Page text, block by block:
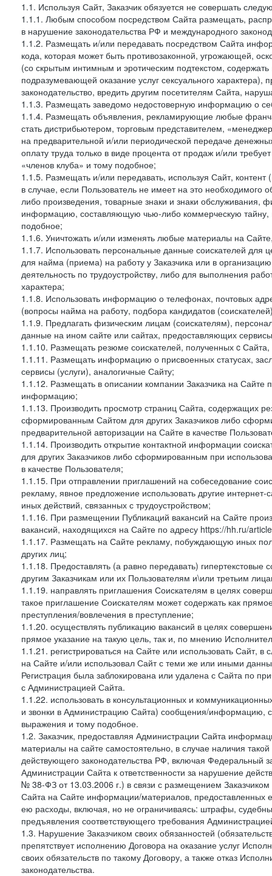
1.1. Используя Сайт, Заказчик обязуется не совершать
1.1.1. Любым способом посредством Сайта размещать,
в нарушение законодательства РФ и международного
1.1.2. Размещать и/или передавать посредством Сайта
кода, которая может быть противозаконной, угрожающей,
(со скрытым интимным и эротическим подтекстом,
подразумевающей оказание услуг сексуального
законодательство, вредить другим посетителям Сайта,
1.1.3. Размещать заведомо недостоверную информацию о
1.1.4. Размещать объявления, рекламирующие любые
стать дистрибьютером, торговым представителем,
на предварительной и/или периодической передаче
оплату труда только в виде процента от продаж и/или
«членов клуба» и тому подобное;
1.1.5. Размещать и/или передавать, используя Сайт,
в случае, если Пользователь не имеет на это
либо произведения, товарные знаки и знаки
информацию, составляющую чью-либо коммерческую тайну,
подобное;
1.1.6. Уничтожать и/или изменять любые материалы на
1.1.7. Использовать персональные данные соискателей для
для найма (приема) на работу у Заказчика или в
деятельность по трудоустройству, либо для выполнения
характера;
1.1.8. Использовать информацию о телефонах, почтовых
(вопросы найма на работу, подбора кандидатов
1.1.9. Предлагать физическим лицам (соискателям),
данные на ином сайте или сайтах, предоставляющих
1.1.10. Размещать резюме соискателей, полученных c
1.1.11. Размещать информацию о присвоенных статусах,
сервисы (услуги), аналогичные Сайту;
1.1.12. Размещать в описании компании Заказчика на Сайте
информацию;
1.1.13. Производить просмотр страниц Сайта, содержащих
сформированным Сайтом для других Заказчиков либо
предварительной авторизации на Сайте в качестве
1.1.14. Производить открытие контактной информации
для других Заказчиков либо сформированным при
в качестве Пользователя;
1.1.15. При отправлении приглашений на собеседование
рекламу, явное предложение использовать другие
иных действий, связанных с трудоустройством;
1.1.16. При размещении Публикаций вакансий на Сайте
вакансий, находящихся на Сайте по адресу https://hh.ru/
1.1.17. Размещать на Сайте рекламу, побуждающую иных
других лиц;
1.1.18. Предоставлять (а равно передавать)
другим Заказчикам или их Пользователям и\или третьим
1.1.19. направлять приглашения Соискателям в целях
такое приглашение Соискателям может содержать как
преступления/вовлечения в преступление;
1.1.20. осуществлять публикацию вакансий в целях
прямое указание на такую цель, так и, по мнению
1.1.21. регистрироваться на Сайте или использовать Сайт,
на Сайте и/или использовал Сайт с теми же или иными
Регистрация была заблокирована или удалена с Сайта по
с Администрацией Сайта.
1.1.22. использовать в консультационных и
и звонки в Администрацию Сайта) сообщения/информацию,
выражения и тому подобное.
1.2. Заказчик, предоставляя Администрации Сайта
материалы на сайте самостоятельно, в случае наличия
действующего законодательства РФ, включая
Администрации Сайта к ответственности за нарушение
№ 38-ФЗ от 13.03.2006 г.) в связи с размещением
Сайта на Сайте информации/материалов, предоставленных
ею расходы, включая, но не ограничиваясь: штрафы,
предъявления соответствующего требования
1.3. Нарушение Заказчиком своих обязанностей
препятствует исполнению Договора на оказание услуг
своих обязательств по такому Договору, а также отказ
законодательства.